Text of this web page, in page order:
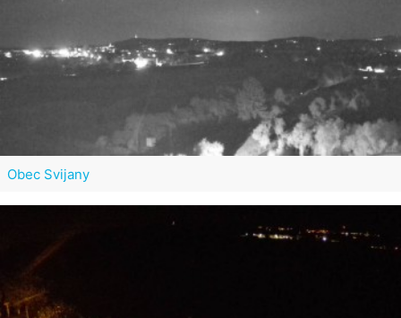
Obec Svijany